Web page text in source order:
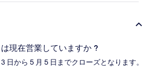
現在営業していますか ?
日から 5 月 5 日までクローズとなります。